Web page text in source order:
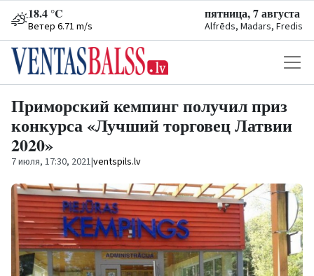
18.4 °C
Ветер 6.71 m/s
пятница, 7 августа
Alfrēds, Madars, Fredis
Приморский кемпинг получил приз
конкурса «Лучший торговец Латвии
2020»
7 июля, 17:30, 2021|ventspils.lv